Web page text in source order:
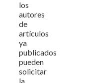
los
autores
de
artículos
ya
publicados
pueden
solicitar
la